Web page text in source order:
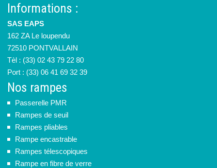
Informations :
SAS EAPS
162 ZA Le loupendu
72510 PONTVALLAIN
Tèl : (33) 02 43 79 22 80
Port : (33) 06 41 69 32 39
Nos rampes
Passerelle PMR
Rampes de seuil
Rampes pliables
Rampe encastrable
Rampes télescopiques
Rampe en fibre de verre